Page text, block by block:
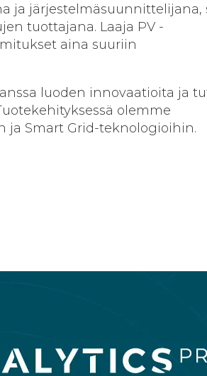
ja järjestelmäsuunnittelijana,
tuottajana. Laaja PV -
aina suuriin
luoden innovaatioita ja
olemme
ja Smart Grid-teknologioihin.